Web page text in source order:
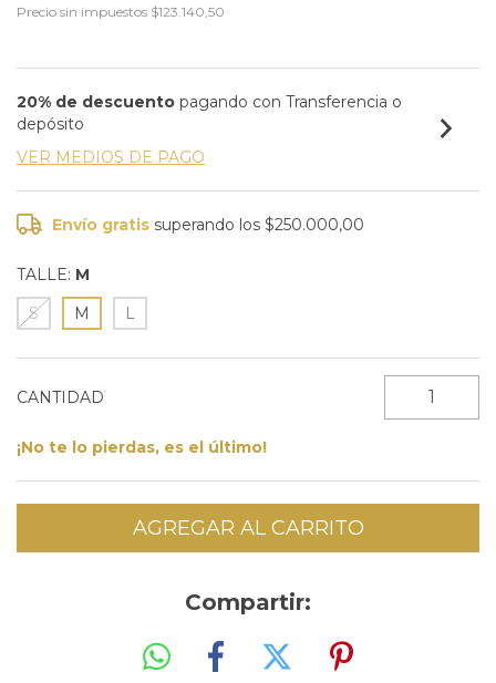
Precio sin impuestos $123.140,50
20% de descuento pagando con Transferencia o
depósito
VER MEDIOS DE PAGO
Envío gratis superando los$250.000,00
TALLE: M
S
M L
CANTIDAD
¡No te lo pierdas, es el último!
Compartir: